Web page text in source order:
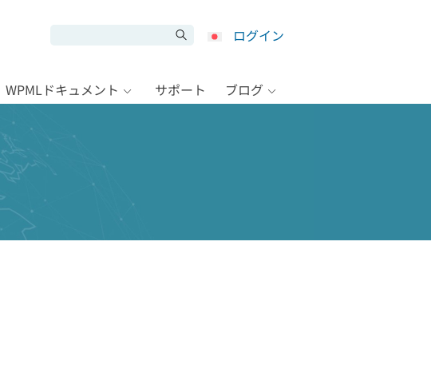
ログイン
WPMLドキュメント サポート ブログ